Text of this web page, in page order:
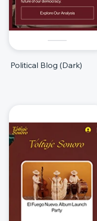
Political Blog (Dark)